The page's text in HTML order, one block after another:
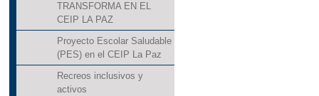
TRANSFORMA EN EL
CEIP LA PAZ
Proyecto Escolar Saludable
(PES) en el CEIP La Paz
Recreos inclusivos y
activos